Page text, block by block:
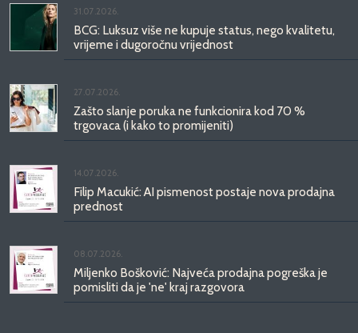
31.07.2026.
BCG: Luksuz više ne kupuje status, nego kvalitetu,
vrijeme i dugoročnu vrijednost
27.07.2026.
Zašto slanje poruka ne funkcionira kod 70 %
trgovaca (i kako to promijeniti)
14.07.2026.
Filip Macukić: AI pismenost postaje nova prodajna
prednost
08.07.2026.
Miljenko Bošković: Najveća prodajna pogreška je
pomisliti da je 'ne' kraj razgovora